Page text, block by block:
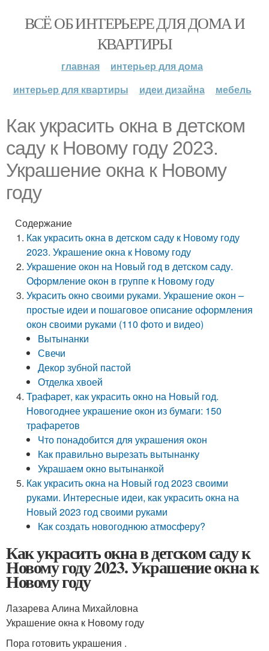
ВСЁ ОБ ИНТЕРЬЕРЕ ДЛЯ ДОМА И
КВАРТИРЫ
главная
интерьер для дома
интерьер для квартиры
идеи дизайна мебель
Как украсить окна в детском
саду к Новому году 2023.
Украшение окна к Новому
году
Содержание
Как украсить окна в детском саду к Новому году
2023. Украшение окна к Новому году
Украшение окон на Новый год в детском саду.
Оформление окон в группе к Новому году
Украсить окно своими руками. Украшение окон –
простые идеи и пошаговое описание оформления
окон своими руками (110 фото и видео)
Вытынанки
Свечи
Декор зубной пастой
Отделка хвоей
Трафарет, как украсить окно на Новый год.
Новогоднее украшение окон из бумаги: 150
трафаретов
Что понадобится для украшения окон
Как правильно вырезать вытынанку
Украшаем окно вытынанкой
Как украсить окна на Новый год 2023 своими
руками. Интересные идеи, как украсить окна на
Новый 2023 год своими руками
Как создать новогоднюю атмосферу?
Как украсить окна в детском саду к
Новому году 2023. Украшение окна к
Новому году
Лазарева Алина Михайловна
Украшение окна к Новому году
Пора готовить украшения .